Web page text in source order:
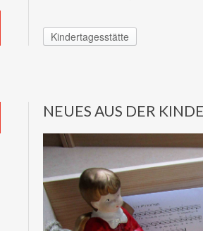
Kindertagesstätte
NEUES AUS DER